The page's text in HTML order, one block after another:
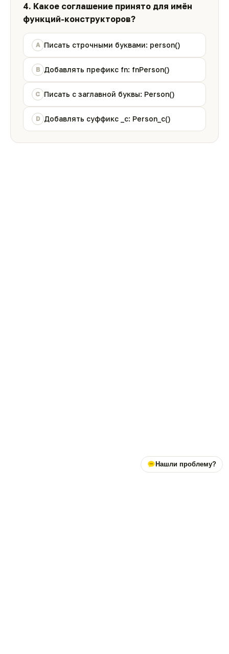
4. Какое соглашение принято для имён
функций-конструкторов?
A Писать строчными буквами: person()
B Добавлять префикс fn: fnPerson()
C Писать с заглавной буквы: Person()
D Добавлять суффикс _c: Person_c()
Нашли проблему?